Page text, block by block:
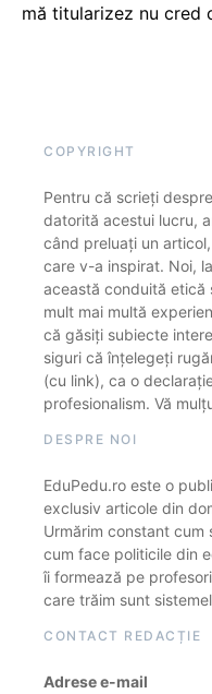
mă titularizez nu cred
COPYRIGHT
Pentru că scrieți
datorită acestui lucru,
când preluați un
care v-a inspirat. Noi,
această conduită etică
mult mai multă
că găsiți subiecte
siguri că înțelegeți
(cu link), ca o
profesionalism. Vă
DESPRE NOI
EduPedu.ro este o
exclusiv articole din
Urmărim constant
cum face politicile din
îi formează pe
care trăim sunt
CONTACT REDACȚIE
Adrese e-mail